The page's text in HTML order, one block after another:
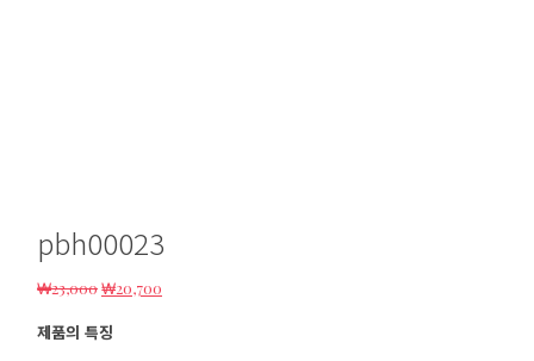
pbh00023
₩23,000원
가
₩20,700
제품의 특징